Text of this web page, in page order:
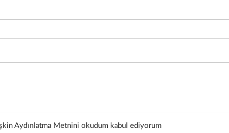
Aydınlatma Metnini okudum kabul ediyorum